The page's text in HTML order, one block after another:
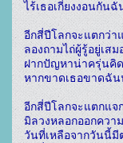
ไร้เธอเกี่ยงงอนกันฉั
อีกสี่ปีโลกจะแตกว่า
ลองถามไถ่ผู้รู้อยู่เสม
ฝากปัญหาน่าครุ่นคิ
หากขาดเธอขาดฉั
อีกสี่ปีโลกจะแตกแจ
มิลวงหลอกออกควา
วันที่เหลือจากวันนี้มี